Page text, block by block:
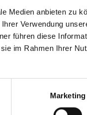
Medien anbieten zu
Verwendung
führen diese
im Rahmen Ihrer
Marketing